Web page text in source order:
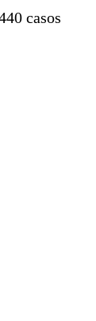
casos